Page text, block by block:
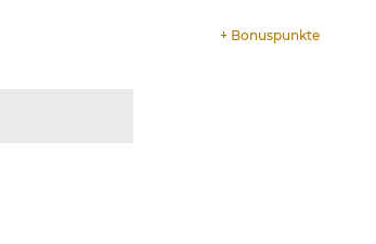
+ Bonuspunkte